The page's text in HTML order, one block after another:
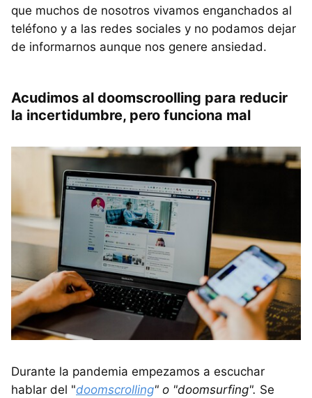
que muchos de nosotros vivamos enganchados al
teléfono y a las redes sociales y no podamos dejar
de informarnos aunque nos genere ansiedad.
Acudimos al doomscroolling para reducir
la incertidumbre, pero funciona mal
Durante la pandemia empezamos a escuchar
hablar del "doomscrolling" o "doomsurfing". Se